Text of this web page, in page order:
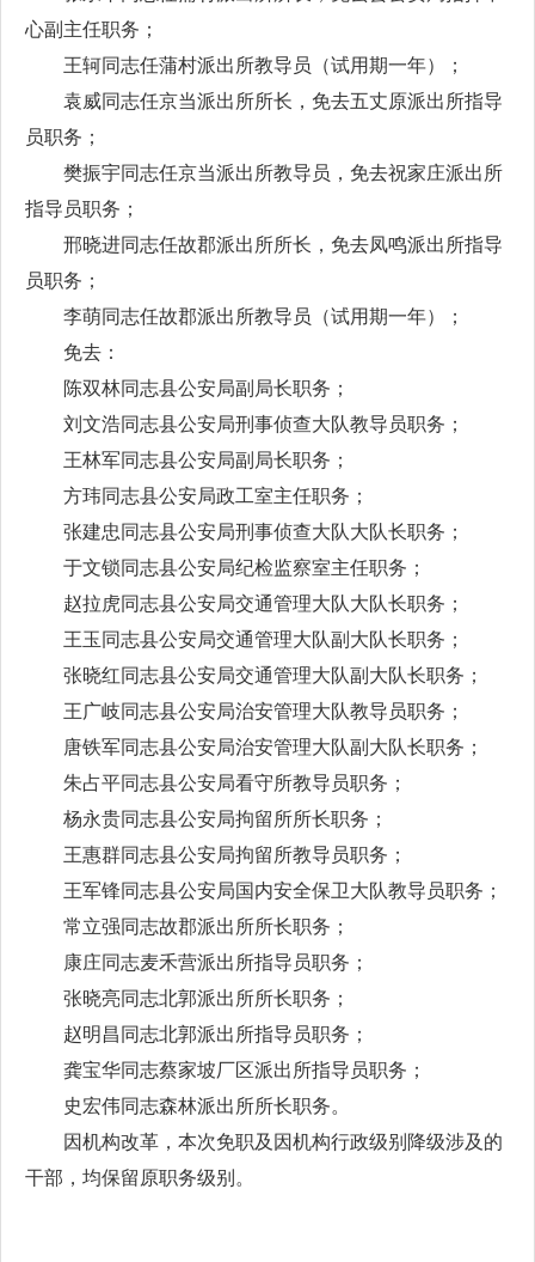
心副主任职务；
王轲同志任蒲村派出所教导员（试用期一年）；
袁威同志任京当派出所所长，免去五丈原派出所指导
员职务；
樊振宇同志任京当派出所教导员，免去祝家庄派出所
指导员职务；
邢晓进同志任故郡派出所所长，免去凤鸣派出所指导
员职务；
李萌同志任故郡派出所教导员（试用期一年）；
免去：
陈双林同志县公安局副局长职务；
刘文浩同志县公安局刑事侦查大队教导员职务；
王林军同志县公安局副局长职务；
方玮同志县公安局政工室主任职务；
张建忠同志县公安局刑事侦查大队大队长职务；
于文锁同志县公安局纪检监察室主任职务；
赵拉虎同志县公安局交通管理大队大队长职务；
王玉同志县公安局交通管理大队副大队长职务；
张晓红同志县公安局交通管理大队副大队长职务；
王广岐同志县公安局治安管理大队教导员职务；
唐铁军同志县公安局治安管理大队副大队长职务；
朱占平同志县公安局看守所教导员职务；
杨永贵同志县公安局拘留所所长职务；
王惠群同志县公安局拘留所教导员职务；
王军锋同志县公安局国内安全保卫大队教导员职务；
常立强同志故郡派出所所长职务；
康庄同志麦禾营派出所指导员职务；
张晓亮同志北郭派出所所长职务；
赵明昌同志北郭派出所指导员职务；
龚宝华同志蔡家坡厂区派出所指导员职务；
史宏伟同志森林派出所所长职务。
因机构改革，本次免职及因机构行政级别降级涉及的
干部，均保留原职务级别。